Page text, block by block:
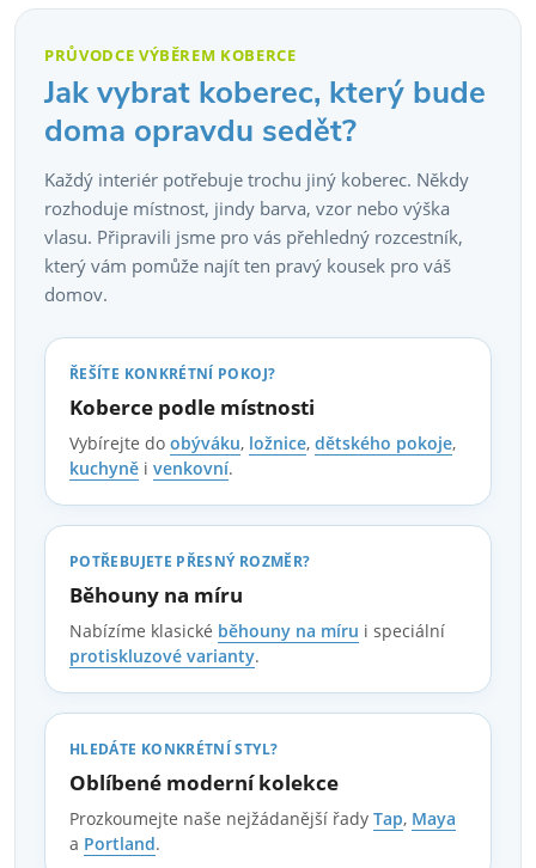
aá
PRŮVODCE VÝBĚREM KOBERCE
Jak vybrat koberec, který bude
doma opravdu sedět?
Každý interiér potřebuje trochu jiný koberec. Někdy
rozhoduje místnost, jindy barva, vzor nebo výška
vlasu. Připravili jsme pro vás přehledný rozcestník,
který vám pomůže najít ten pravý kousek pro váš
domov.
ŘEŠÍTE KONKRÉTNÍ POKOJ?
Koberce podle místnosti
Vybírejte do obýváku, ložnice, dětského pokoje,
kuchyně i venkovní.
POTŘEBUJETE PŘESNÝ ROZMĚR?
Běhouny na míru
Nabízíme klasické běhouny na míru i speciální
protiskluzové varianty.
HLEDÁTE KONKRÉTNÍ STYL?
Oblíbené moderní kolekce
Prozkoumejte naše nejžádanější řady Tap, Maya
a Portland.